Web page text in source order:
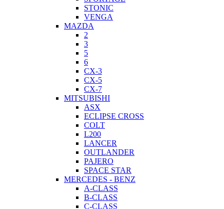
STONIC
VENGA
MAZDA
2
3
5
6
CX-3
CX-5
CX-7
MITSUBISHI
ASX
ECLIPSE CROSS
COLT
L200
LANCER
OUTLANDER
PAJERO
SPACE STAR
MERCEDES - BENZ
A-CLASS
B-CLASS
C-CLASS